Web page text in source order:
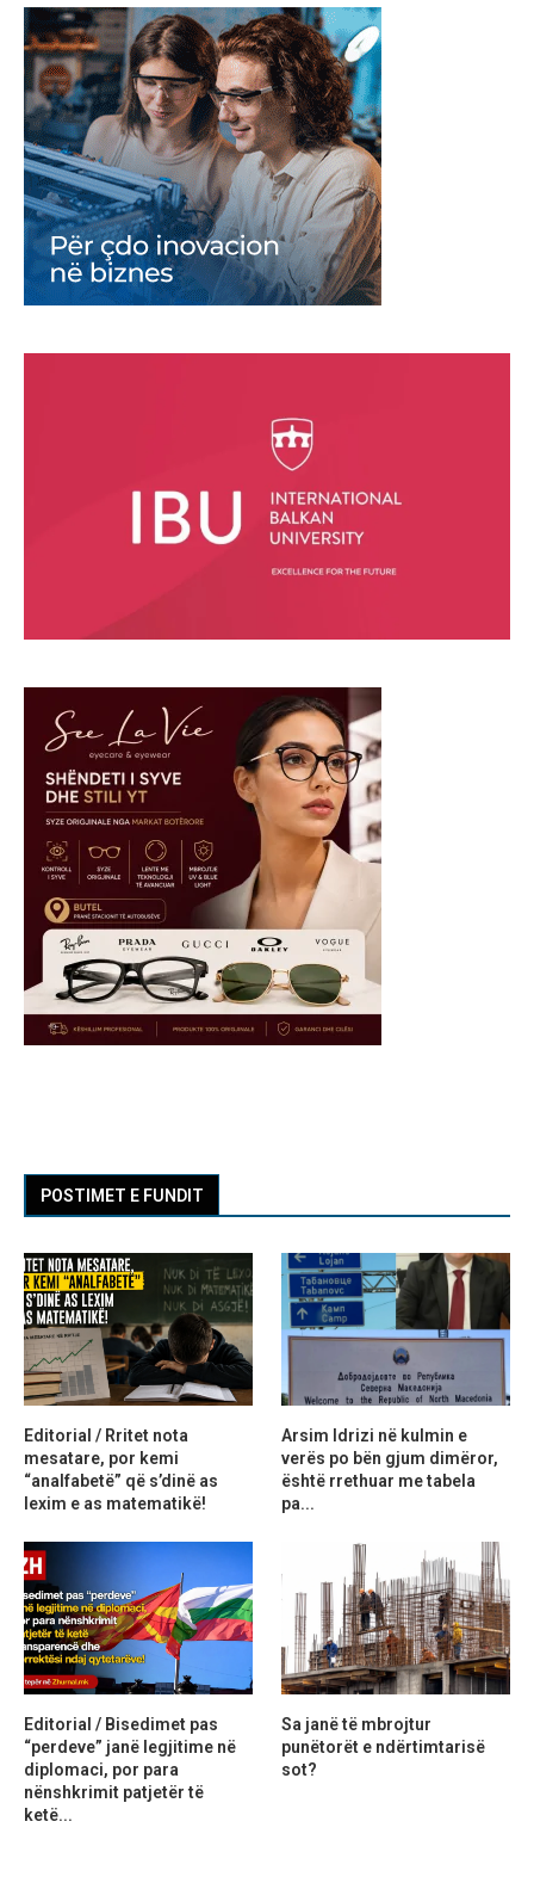
POSTIMET E FUNDIT
Editorial / Rritet nota
mesatare, por kemi
“analfabetë” që s’dinë as
lexim e as matematikë!
Arsim Idrizi në kulmin e
verës po bën gjum dimëror,
është rrethuar me tabela
pa...
Editorial / Bisedimet pas
“perdeve” janë legjitime në
diplomaci, por para
nënshkrimit patjetër të
ketë...
Sa janë të mbrojtur
punëtorët e ndërtimtarisë
sot?